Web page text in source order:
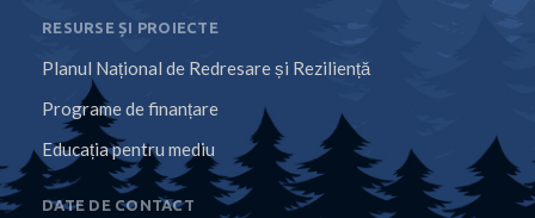
RESURSE ȘI PROIECTE
Planul Național de Redresare și Reziliență
Programe de finanțare
Educația pentru mediu
DATE DE CONTACT